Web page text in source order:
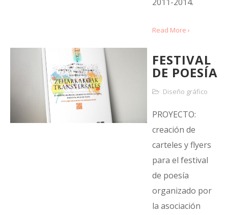
Read More ›
FESTIVAL
DE POESÍA
Diseño gráfico
PROYECTO:
creación de
carteles y flyers
para el festival
de poesía
organizado por
la asociación